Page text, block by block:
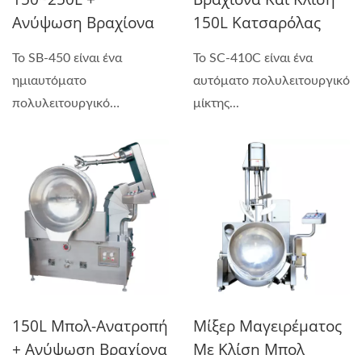
Ανύψωση Βραχίονα
Το SB-450 είναι ένα
ημιαυτόματο
πολυλειτουργικό
150L Κατσαρόλας
Το SC-410C είναι ένα
αυτόματο πολυλειτουργικό
μίκτης...
150L Μπολ-Ανατροπή
+ Ανύψωση Βραχίονα
Μίξερ Μαγειρέματος
Με Κλίση Μπολ